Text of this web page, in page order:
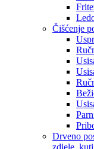
Čišćenje
Drveno
zdjele,